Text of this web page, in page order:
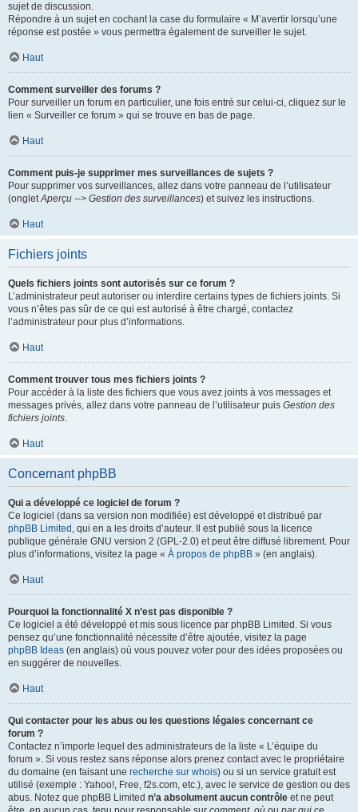
sujet de discussion.
Répondre à un sujet en cochant la case du formulaire « M’avertir lorsqu’une
réponse est postée » vous permettra également de surveiller le sujet.
Haut
Comment surveiller des forums ?
Pour surveiller un forum en particulier, une fois entré sur celui-ci, cliquez sur le
lien « Surveiller ce forum » qui se trouve en bas de page.
Haut
Comment puis-je supprimer mes surveillances de sujets ?
Pour supprimer vos surveillances, allez dans votre panneau de l’utilisateur
(ongletAperçu --> Gestion des surveillances) et suivez les instructions.
Haut
Fichiers joints
Quels fichiers joints sont autorisés sur ce forum ?
L’administrateur peut autoriser ou interdire certains types de fichiers joints. Si
vous n’êtes pas sûr de ce qui est autorisé à être chargé, contactez
l’administrateur pour plus d’informations.
Haut
Comment trouver tous mes fichiers joints ?
Pour accéder à la liste des fichiers que vous avez joints à vos messages et
messages privés, allez dans votre panneau de l’utilisateur puis Gestion des
fichiers joints.
Haut
Concernant phpBB
Qui a développé ce logiciel de forum ?
Ce logiciel (dans sa version non modifiée) est développé et distribué par
phpBB Limited , qui en a les droits d’auteur. Il est publié sous la licence
publique générale GNU version 2 (GPL-2.0) et peut être diffusé librement. Pour
plus d’informations, visitez la page « À propos de phpBB » (en anglais).
Haut
Pourquoi la fonctionnalité X n’est pas disponible ?
Ce logiciel a été développé et mis sous licence par phpBB Limited. Si vous
pensez qu’une fonctionnalité nécessite d’être ajoutée, visitez la page
phpBB Ideas (en anglais) où vous pouvez voter pour des idées proposées ou
en suggérer de nouvelles.
Haut
Qui contacter pour les abus ou les questions légales concernant ce
forum ?
Contactez n’importe lequel des administrateurs de la liste « L’équipe du
forum ». Si vous restez sans réponse alors prenez contact avec le propriétaire
du domaine (en faisant une recherche sur whois) ou si un service gratuit est
utilisé (exemple : Yahoo!, Free, f2s.com, etc.), avec le service de gestion ou des
abus. Notez que phpBB Limited n’a absolument aucun contrôle et ne peut